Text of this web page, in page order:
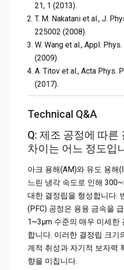
21, 1 (2013).
T. M. Nakatani et al., J.
225002 (2008).
W. Wang et al., Appl.
(2009).
A. Titov et al., Acta Phys.
(2017).
Technical Q&A
Q: 제조 공정에 따른
차이는 어느 정도입
아크 용해(AM)와 유도 용해
느린 냉각 속도로 인해
대한 결정립을 형성합니다.
(PFC) 공정은 용융 금속을
1~3μm 수준의 매우 미세한
합니다. 이러한 결정립 크기
계적 취성과 자기적 보자력
향을 미칩니다.